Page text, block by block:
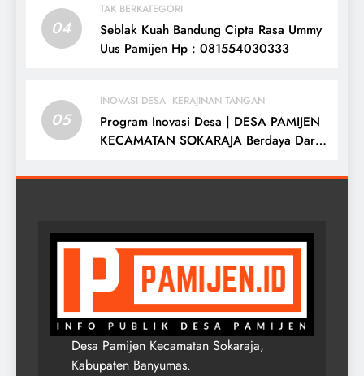
04
TAK BERKATEGORI
Seblak Kuah Bandung Cipta Rasa Ummy
Uus Pamijen Hp : 081554030333
05
INOVASI DESA KERAJINAN TANGAN
Program Inovasi Desa | DESA PAMIJEN
KECAMATAN SOKARAJA Berdaya Dari
Desa Pamijen Kecamatan Sokaraja,
Kabupaten Banyumas.